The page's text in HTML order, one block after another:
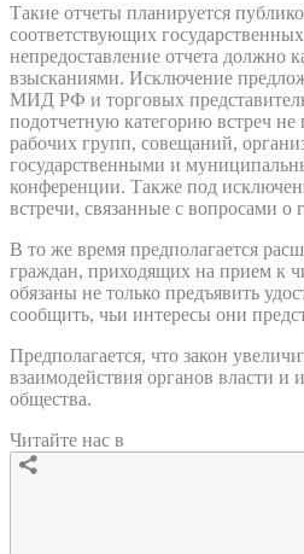
Такие отчеты планируется
соответствующих
непредоставление отчета должно
взысканиями. Исключение
МИД РФ и торговых
подотчетную категорию встреч
рабочих групп, совещаний,
государственными и
конференции. Также под
встречи, связанные с вопросами о
В то же время предполагается
граждан, приходящих на прием к
обязаны не только предъявить
сообщить, чьи интересы они
Предполагается, что закон
взаимодействия органов власти и
общества.
Читайте нас в